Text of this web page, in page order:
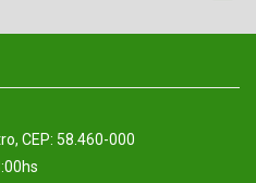
CEP: 58.460-000